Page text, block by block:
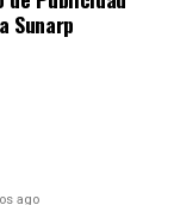
Sunarp
ago